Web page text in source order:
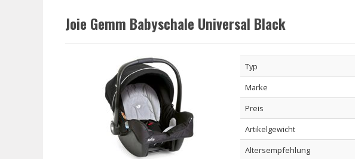
Joie Gemm Babyschale Universal Black
Typ
Marke
Preis
Artikelgewicht
Altersempfehlung